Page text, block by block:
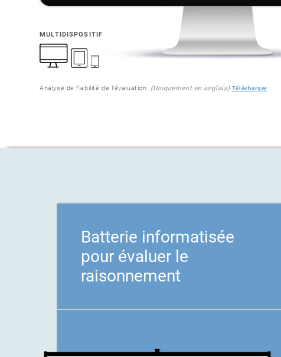
MULTIDISPOSITIF
Analyse de fiabilité de l'évaluation (Uniquement en anglais) Télécharger
Batterie informatisée
pour évaluer le
raisonnement